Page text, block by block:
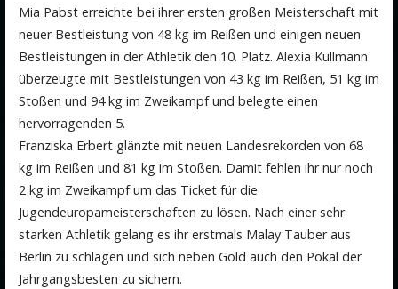
Mia Pabst erreichte bei ihrer ersten großen Meisterschaft mit
neuer Bestleistung von 48 kg im Reißen und einigen neuen
Bestleistungen in der Athletik den 10. Platz. Alexia Kullmann
überzeugte mit Bestleistungen von 43 kg im Reißen, 51 kg im
Stoßen und 94 kg im Zweikampf und belegte einen
hervorragenden 5.
Franziska Erbert glänzte mit neuen Landesrekorden von 68
kg im Reißen und 81 kg im Stoßen. Damit fehlen ihr nur noch
2 kg im Zweikampf um das Ticket für die
Jugendeuropameisterschaften zu lösen. Nach einer sehr
starken Athletik gelang es ihr erstmals Malay Tauber aus
Berlin zu schlagen und sich neben Gold auch den Pokal der
Jahrgangsbesten zu sichern.